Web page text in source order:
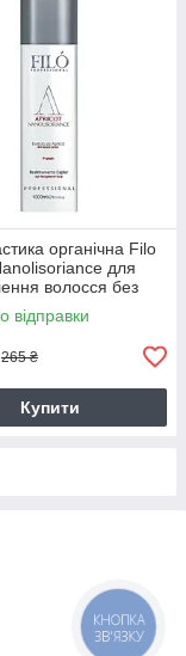
органічна Filo
для
волосся без
50 г (розлив)
відправки
265 ₴
Купити
КНОПКА
ЗВ'ЯЗКУ